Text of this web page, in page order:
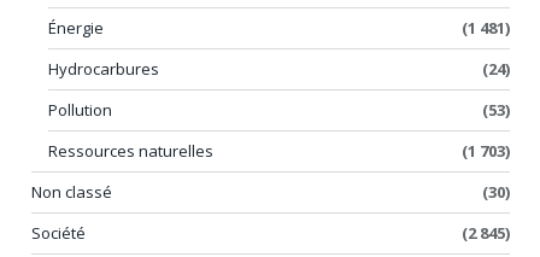
Énergie
(1 481)
Hydrocarbures
(24)
Pollution
(53)
Ressources naturelles
(1 703)
Non classé
(30)
Société
(2 845)